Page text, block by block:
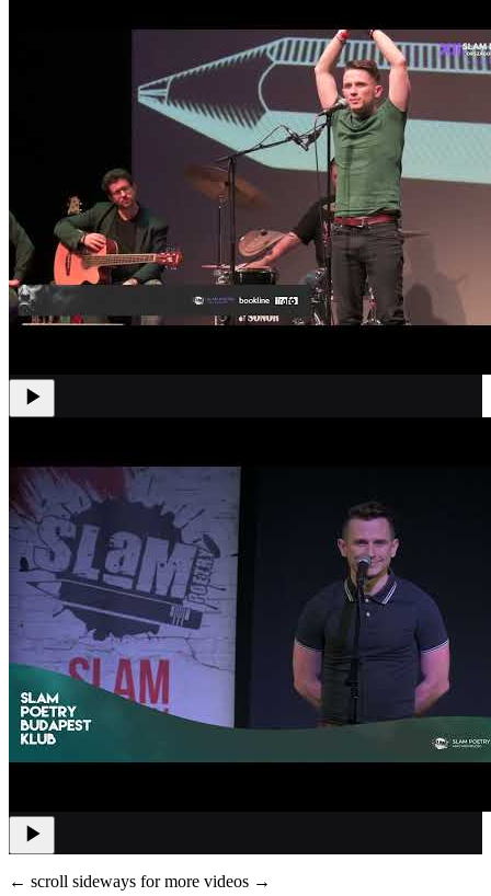
← scroll sideways for more videos →